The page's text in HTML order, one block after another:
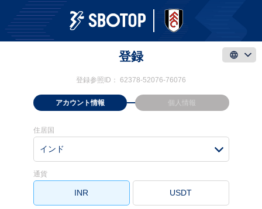
登録
登録参照ID： 62378-52076-76076
アカウント情報 個人情報
住居国
インド
通貨
INR USDT